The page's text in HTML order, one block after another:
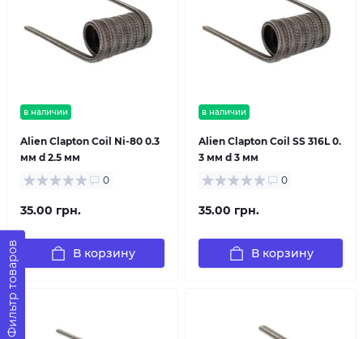
Фильтр товаров
в наличии
Alien Clapton Coil Ni-80 0.3
мм d 2.5 мм
0
35.00 грн.
В корзину
в наличии
Alien Clapton Coil SS 316L 0.
3 мм d 3 мм
0
35.00 грн.
В корзину